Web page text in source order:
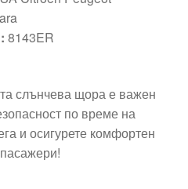
8143ER
слънчева щора е важен
по време на
и осигурете комфортен